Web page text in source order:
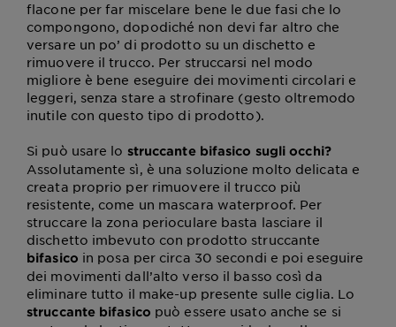
flacone per far miscelare bene le due fasi che lo
compongono, dopodiché non devi far altro che
versare un po’ di prodotto su un dischetto e
rimuovere il trucco. Per struccarsi nel modo
migliore è bene eseguire dei movimenti circolari e
leggeri, senza stare a strofinare (gesto oltremodo
inutile con questo tipo di prodotto).
Si può usare lo struccante bifasico sugli occhi?
Assolutamente sì, è una soluzione molto delicata e
creata proprio per rimuovere il trucco più
resistente, come un mascara waterproof. Per
struccare la zona perioculare basta lasciare il
dischetto imbevuto con prodotto struccante
bifasico in posa per circa 30 secondi e poi eseguire
dei movimenti dall’alto verso il basso così da
eliminare tutto il make-up presente sulle ciglia. Lo
struccante bifasico può essere usato anche se si